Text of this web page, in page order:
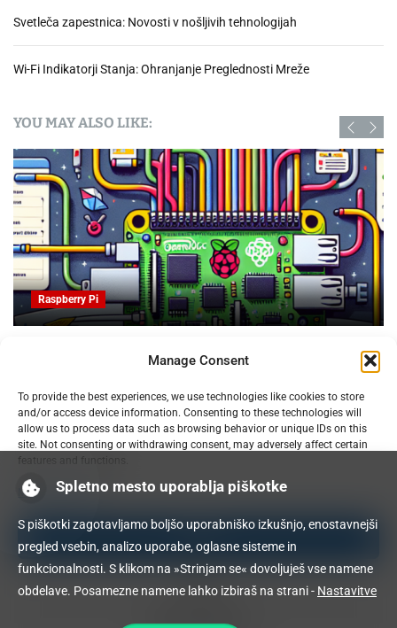
Manage Consent
To provide the best experiences, we use technologies like cookies to store
and/or access device information. Consenting to these technologies will
allow us to process data such as browsing behavior or unique IDs on this
site. Not consenting or withdrawing consent, may adversely affect certain
features and functions.
Manage services
Accept
Deny
Svetleča zapestnica: Novosti v nošljivih tehnologijah
Wi-Fi Indikatorji Stanja: Ohranjanje Preglednosti Mreže
YOU MAY ALSO LIKE:
Raspberry Pi
OpenProject na Raspberry PI: Orodje za upravljanje
projektov z odprto kodo
09.02.2025
Spletno mesto uporablja piškotke
S piškotki zagotavljamo boljšo uporabniško izkušnjo, enostavnejši
pregled vsebin, analizo uporabe, oglasne sisteme in
funkcionalnosti. S klikom na »Strinjam se« dovoljuješ vse namene
obdelave. Posamezne namene lahko izbiraš na strani - Nastavitve